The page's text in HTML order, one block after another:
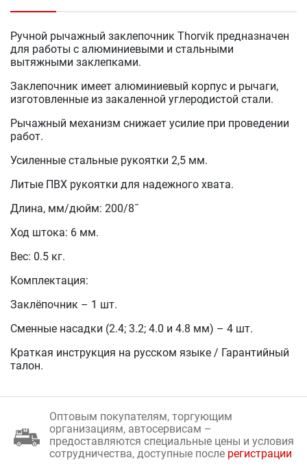
Ручной рычажный заклепочник Thorvik предназначен
для работы с алюминиевыми и стальными
вытяжными заклепками.
Заклепочник имеет алюминиевый корпус и рычаги,
изготовленные из закаленной углеродистой стали.
Рычажный механизм снижает усилие при проведении
работ.
Усиленные стальные рукоятки 2,5 мм.
Литые ПВХ рукоятки для надежного хвата.
Длина, мм/дюйм: 200/8˝
Ход штока: 6 мм.
Вес: 0.5 кг.
Комплектация:
Заклёпочник – 1 шт.
Сменные насадки (2.4; 3.2; 4.0 и 4.8 мм) – 4 шт.
Краткая инструкция на русском языке / Гарантийный
талон.
Оптовым покупателям, торгующим
организациям, автосервисам –
предоставляются специальные цены и условия
сотрудничества, доступные после регистрации